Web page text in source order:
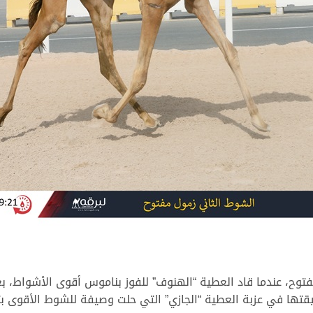
عندما قاد العطية “الهنوف” للفوز بناموس أقوى